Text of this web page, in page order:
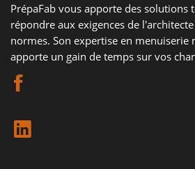
PrépaFab vous apporte des solutions
répondre aux exigences de
normes. Son expertise en menuiserie
apporte un gain de temps sur vos